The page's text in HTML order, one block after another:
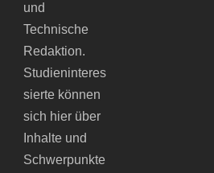
und
Technische
Redaktion.
Studieninteres
sierte können
sich hier über
Inhalte und
Schwerpunkte